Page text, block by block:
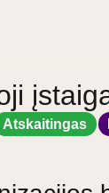
Atskaitingas